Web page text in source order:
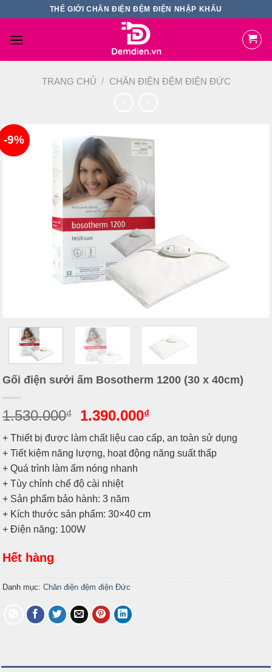
content
THẾ GIỚI CHĂN ĐIỆN ĐỆM ĐIỆN NHẬP KHẨU
TRANG CHỦ / CHĂN ĐIỆN ĐỆM ĐIỆN ĐỨC
-9%
Gối điện sưởi ấm Bosotherm 1200 (30 x 40cm)
1.530.000₫ 1.390.000₫
+ Thiết bị được làm chất liệu cao cấp, an toàn sử dụng
+ Tiết kiệm năng lượng, hoạt động năng suất thấp
+ Quá trình làm ấm nóng nhanh
+ Tùy chỉnh chế độ cài nhiệt
+ Sản phẩm bảo hành: 3 năm
+ Kích thước sản phẩm: 30×40 cm
+ Điện năng: 100W
Hết hàng
Danh mục: Chăn điện đệm điện Đức